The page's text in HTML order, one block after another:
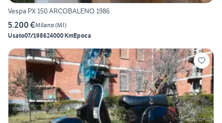
Vespa PX 150 ARCOBALENO 1986
5.200 €Milano(MI)
Usato07/198624000 KmEpoca